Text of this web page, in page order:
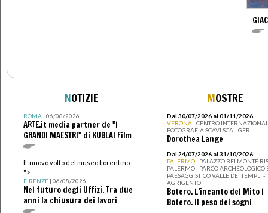
NOTIZIE
ROMA| 06/08/2026
ARTE.it media partner de "I
GRANDI MAESTRI" di KUBLAI Film
Il nuovo volto del museo fiorentino
">
FIRENZE| 06/08/2026
Nel futuro degli Uffizi. Tra due
anni la chiusura dei lavori
MOSTRE
Dal 30/07/2026 al 01/11/2026
VERONA | CENTRO
FOTOGRAFIA SCAVI SCALIGERI
Dorothea Lange
Dal 24/07/2026 al 31/10/2026
PALERMO | PALAZZO BELMONTE
PALERMO I PARCO ARCHEOLOGICO
PAESAGGISTICO VALLE DEI TEMPLI -
AGRIGENTO
Botero. L’incanto del Mito I
Botero. Il peso dei sogni